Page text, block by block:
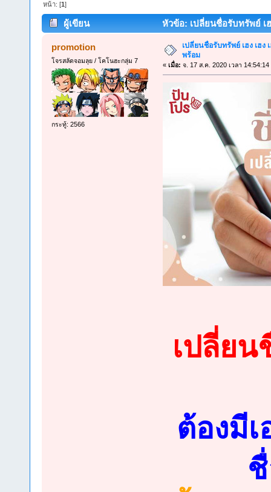
หน้า: [1]
ผู้เขียน หัวข้อ: เปลี่ยนชื่อรับทรัพย์ เ
promotion
โจรสลัดจอมลุย / โคโนฮะกลุ่ม 7
กระทู้: 2566
เปลี่ยนชื่อรับทรัพย์ เฮง เฮง
พร้อม
« เมื่อ: จ. 17 ส.ค. 2020 เวลา 14:54:14
เปลี่ยน
ต้องมีเ